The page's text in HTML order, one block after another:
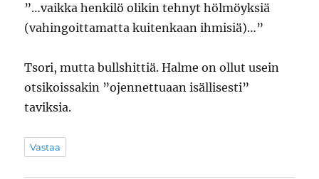
”…vaikka henkilö olikin tehnyt hölmöyksiä
(vahingoittamatta kuitenkaan ihmisiä)…”
Tsori, mutta bullshittiä. Halme on ollut usein
otsikoissakin ”ojennettuaan isällisesti”
taviksia.
Vastaa